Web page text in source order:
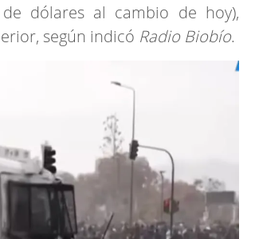
dólares al cambio de hoy),
según indicó Radio Biobío.